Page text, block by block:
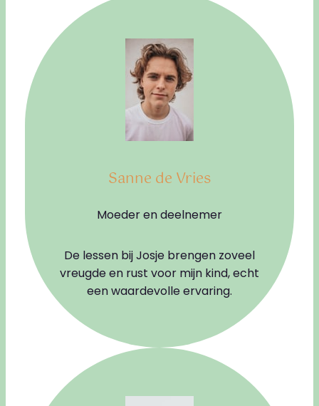
Sanne de Vries
Moeder en deelnemer
De lessen bij Josje brengen zoveel
vreugde en rust voor mijn kind, echt
een waardevolle ervaring.